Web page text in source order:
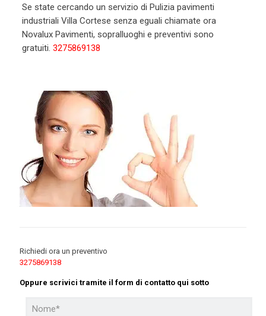
Se state cercando un servizio di Pulizia pavimenti
industriali Villa Cortese senza eguali chiamate ora
Novalux Pavimenti, sopralluoghi e preventivi sono
gratuiti. 3275869138
Richiedi ora un preventivo
3275869138
Oppure scrivici tramite il form di contatto qui sotto